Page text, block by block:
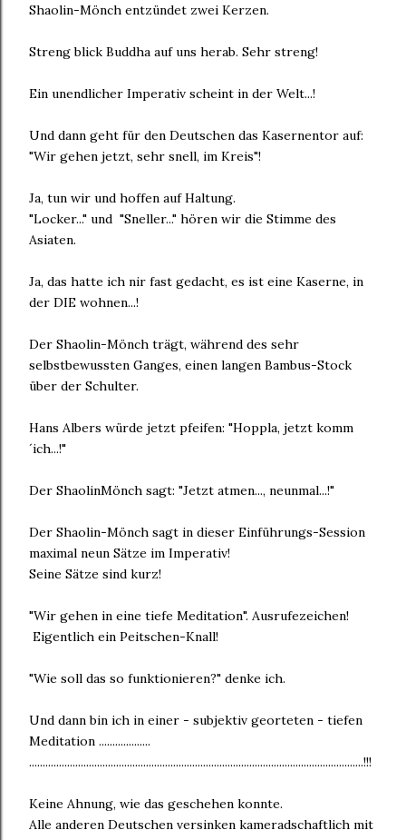
Shaolin-Mönch entzündet zwei Kerzen.
Streng blick Buddha auf uns herab. Sehr streng!
Ein unendlicher Imperativ scheint in der Welt...!
Und dann geht für den Deutschen das Kasernentor auf:
"Wir gehen jetzt, sehr snell, im Kreis"!
Ja, tun wir und hoffen auf Haltung.
"Locker..." und "Sneller..." hören wir die Stimme des
Asiaten.
Ja, das hatte ich nir fast gedacht, es ist eine Kaserne, in
der DIE wohnen...!
Der Shaolin-Mönch trägt, während des sehr
selbstbewussten Ganges, einen langen Bambus-Stock
über der Schulter.
Hans Albers würde jetzt pfeifen: "Hoppla, jetzt komm
´ich...!"
Der ShaolinMönch sagt: "Jetzt atmen..., neunmal...!"
Der Shaolin-Mönch sagt in dieser Einführungs-Session
maximal neun Sätze im Imperativ!
Seine Sätze sind kurz!
"Wir gehen in eine tiefe Meditation". Ausrufezeichen!
Eigentlich ein Peitschen-Knall!
"Wie soll das so funktionieren?" denke ich.
Und dann bin ich in einer - subjektiv georteten - tiefen
Meditation ...................
...........................................................................................................................!!!
Keine Ahnung, wie das geschehen konnte.
Alle anderen Deutschen versinken kameradschaftlich mit